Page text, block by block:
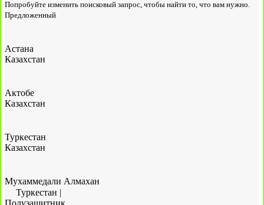
Попробуйте изменить поисковый запрос, чтобы найти то, что вам нужно.
Предложенный
Астана
Казахстан
Актобе
Казахстан
Туркестан
Казахстан
Мухаммедали Алмахан
Туркестан |